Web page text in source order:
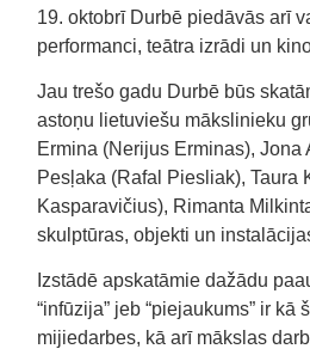
19. oktobrī Durbē piedāvās arī
performanci, teātra izrādi un
Jau trešo gadu Durbē būs
astoņu lietuviešu mākslinieku
Ermina (Nerijus Erminas),
Pesļaka (Rafal Piesliak), Taura
Kasparavičius), Rimanta
skulptūras, objekti un
Izstādē apskatāmie dažādu
“infūzija” jeb “piejaukums” ir
mijiedarbes, kā arī mākslas